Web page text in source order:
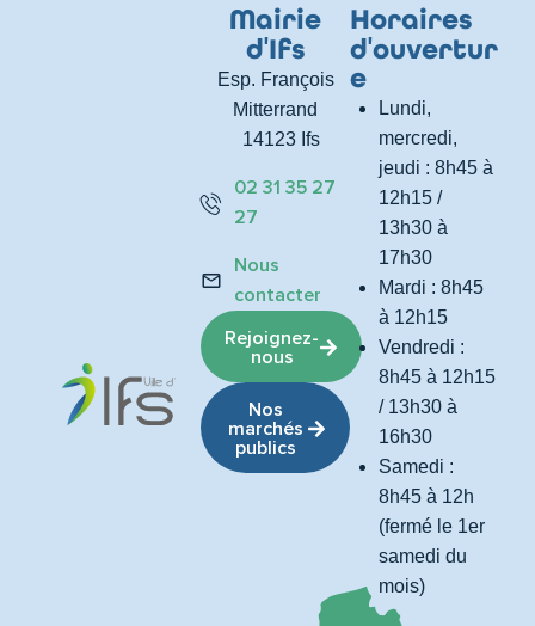
Mairie
d'Ifs
Esp. François
Mitterrand
14123 Ifs
02 31 35 27
27
Nous
contacter
Rejoignez-
nous
Nos
marchés
publics
Horaires
d'ouvertur
e
Lundi,
mercredi,
jeudi : 8h45 à
12h15 /
13h30 à
17h30
Mardi : 8h45
à 12h15
Vendredi :
8h45 à 12h15
/ 13h30 à
16h30
Samedi :
8h45 à 12h
(fermé le 1er
samedi du
mois)